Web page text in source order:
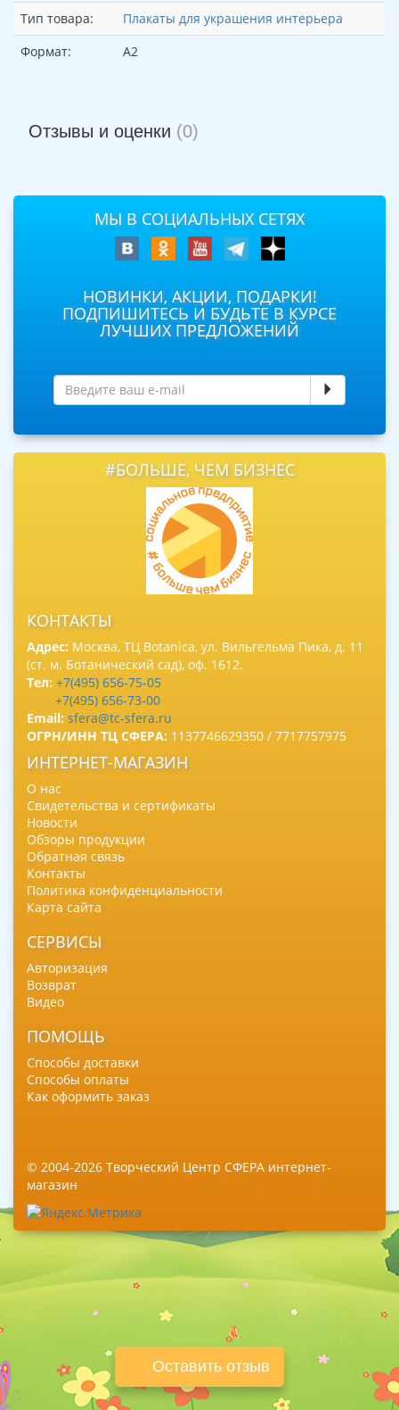
Тип товара:
Плакаты для украшения интерьера
Формат:
А2
Отзывы и оценки (0)
Оставить отзыв
МЫ В СОЦИАЛЬНЫХ СЕТЯХ
НОВИНКИ, АКЦИИ, ПОДАРКИ!
ПОДПИШИТЕСЬ И БУДЬТЕ В КУРСЕ
ЛУЧШИХ ПРЕДЛОЖЕНИЙ
#БОЛЬШЕ, ЧЕМ БИЗНЕС
КОНТАКТЫ
Адрес: Москва, ТЦ Botanica, ул. Вильгельма Пика, д. 11
(ст. м. Ботанический сад), оф. 1612.
Тел: +7(495) 656-75-05
+7(495) 656-73-00
Email: sfera@tc-sfera.ru
ОГРН/ИНН ТЦ СФЕРА: 1137746629350 / 7717757975
ИНТЕРНЕТ-МАГАЗИН
О нас
Свидетельства и сертификаты
Новости
Обзоры продукции
Обратная связь
Контакты
Политика конфиденциальности
Карта сайта
СЕРВИСЫ
Авторизация
Возврат
Видео
ПОМОЩЬ
Способы доставки
Способы оплаты
Как оформить заказ
© 2004-2026 Творческий Центр СФЕРА интернет-
магазин